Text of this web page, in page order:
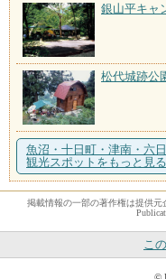
銀山平キャ
松代城跡公
魚沼・十日町・津南・六
観光スポットをもっと見る
掲載情報の一部の著作権は提供元
こ